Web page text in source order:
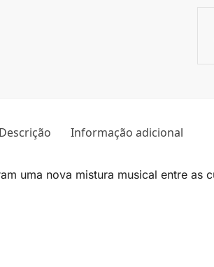
Descrição Informação adicional
uma nova mistura musical entre